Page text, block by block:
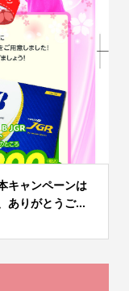
キャンペーンは
ありがとうご...